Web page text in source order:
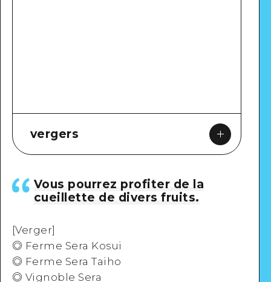
vergers
Vous pourrez profiter de la
cueillette de divers fruits.
[Verger]
◎ Ferme Sera Kosui
◎ Ferme Sera Taiho
◎ Vignoble Sera